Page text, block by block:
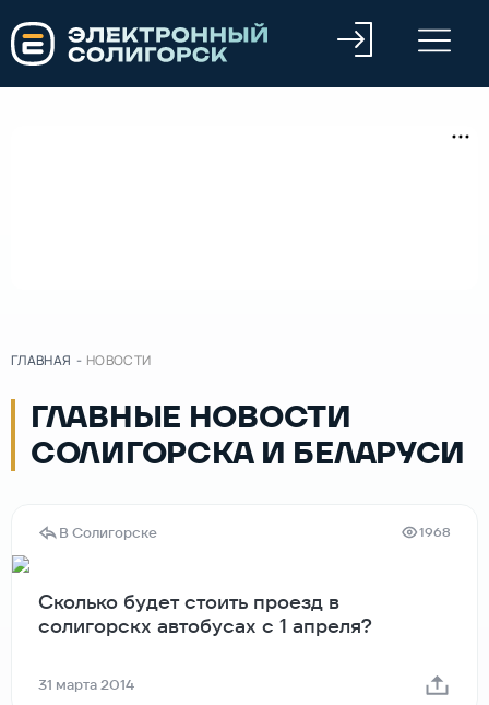
ГЛАВНАЯ - НОВОСТИ
ГЛАВНЫЕ НОВОСТИ
СОЛИГОРСКА И БЕЛАРУСИ
В Солигорске 1968
Сколько будет стоить проезд в
солигорскх автобусах с 1 апреля?
31 марта 2014